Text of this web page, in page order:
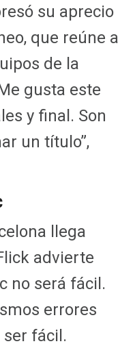
su aprecio
que reúne a
de la
gusta este
y final. Son
un título”,
llega
advierte
no será fácil.
errores
ser fácil.